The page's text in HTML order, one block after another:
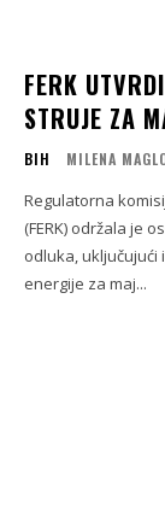
FERK
STRUJE ZA
BIH MILENA
Regulatorna
(FERK) održala je
odluka, uključujući
energije za maj...